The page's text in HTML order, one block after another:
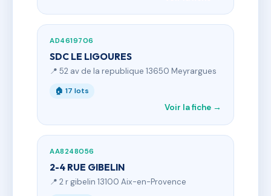
AD4619706
SDC LE LIGOURES
📍 52 av de la republique 13650 Meyrargues
🏠 17 lots
Voir la fiche →
AA8248056
2-4 RUE GIBELIN
📍 2 r gibelin 13100 Aix-en-Provence